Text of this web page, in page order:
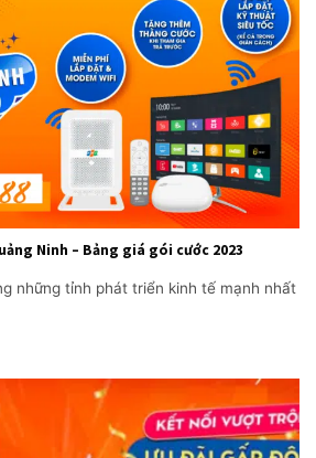
Ninh – Bảng giá gói cước 2023
những tỉnh phát triển kinh tế mạnh nhất